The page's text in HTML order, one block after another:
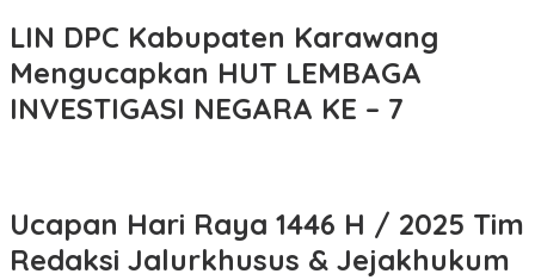
LIN DPC Kabupaten Karawang
Mengucapkan HUT LEMBAGA
INVESTIGASI NEGARA KE – 7
Ucapan Hari Raya 1446 H / 2025 Tim
Redaksi Jalurkhusus & Jejakhukum